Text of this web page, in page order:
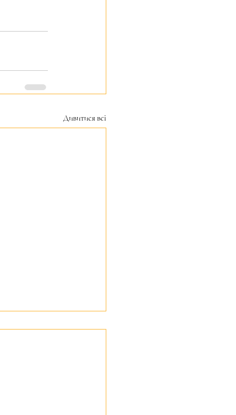
Дивитися всі